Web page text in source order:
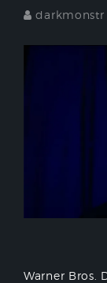
darkmonstr
Warner Bros.